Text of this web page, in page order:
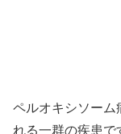
ペルオキシソーム
れる一群の疾患で